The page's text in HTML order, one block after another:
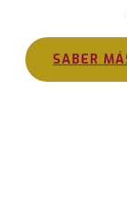
SABER